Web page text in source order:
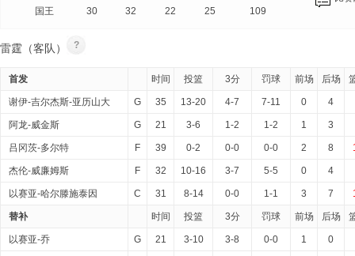
国王 30 32 22 25 109
雷霆（客队） ?
首发 时间 投篮 3分 罚球 前场 后场
谢伊-吉尔杰斯-亚历山大 G 35 13-20 4-7 7-11 0 4
阿龙-威金斯 G 21 3-6 1-2 1-2 1 3
吕冈茨-多尔特 F 39 0-2 0-0 0-0 2 8
杰伦-威廉姆斯 F 32 10-16 3-7 5-5 0 4
以赛亚-哈尔滕施泰因 C 31 8-14 0-0 1-1 3 7
替补 时间 投篮 3分 罚球 前场 后场
以赛亚-乔 G 21 3-10 3-8 0-0 1 0